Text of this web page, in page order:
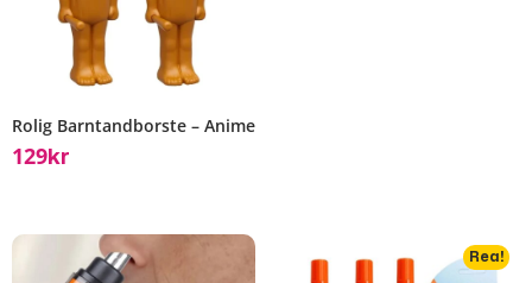
Rolig Barntandborste – Anime
129Kr
Rea!